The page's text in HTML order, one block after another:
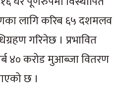
लागि करिब ६५ दशमलव
गरिनेछ । प्रभावित
४० करोड मुआब्जा वितरण
छ ।